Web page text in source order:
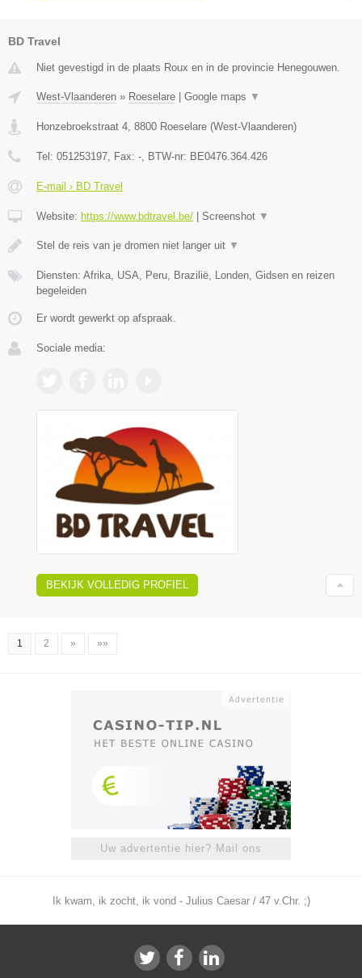
BD Travel
Niet gevestigd in de plaats Roux en in de provincie Henegouwen.
West-Vlaanderen » Roeselare Google maps ▼
Honzebroekstraat 4, 8800 Roeselare (West-Vlaanderen)
Tel: 051253197, Fax: -, BTW-nr: BE0476.364.426
E-mail › BD Travel
Website: https://www.bdtravel.be/ Screenshot ▼
Stel de reis van je dromen niet langer uit ▼
Diensten: Afrika, USA, Peru, Brazilië, Londen, Gidsen en reizen
begeleiden
Er wordt gewerkt op afspraak.
Sociale media:
BEKIJK VOLLEDIG PROFIEL
1 2 » »»
Uw advertentie hier? Mail ons
Ik kwam, ik zocht, ik vond - Julius Caesar / 47 v.Chr. ;)